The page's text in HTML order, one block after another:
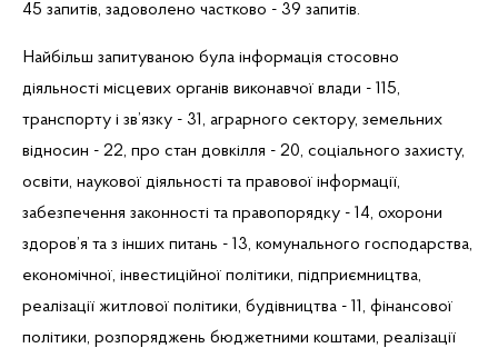
45 запитів, задоволено частково - 39 запитів.
Найбільш запитуваною була інформація стосовно
діяльності місцевих органів виконавчої влади - 115,
транспорту і зв’язку - 31, аграрного сектору, земельних
відносин - 22, про стан довкілля - 20, соціального захисту,
освіти, наукової діяльності та правової інформації,
забезпечення законності та правопорядку - 14, охорони
здоров’я та з інших питань - 13, комунального господарства,
економічної, інвестиційної політики, підприємництва,
реалізації житлової політики, будівництва - 11, фінансової
політики, розпоряджень бюджетними коштами, реалізації